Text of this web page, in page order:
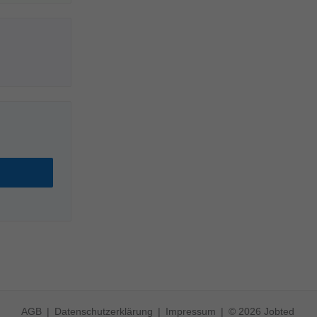
AGB Datenschutzerklärung Impressum © 2026 Jobted